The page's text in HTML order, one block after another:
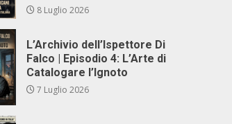
8 Luglio 2026
L’Archivio dell’Ispettore Di
Falco | Episodio 4: L’Arte di
Catalogare l’Ignoto
7 Luglio 2026